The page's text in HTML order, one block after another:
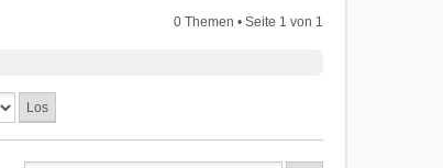
0 Themen • Seite 1 von 1